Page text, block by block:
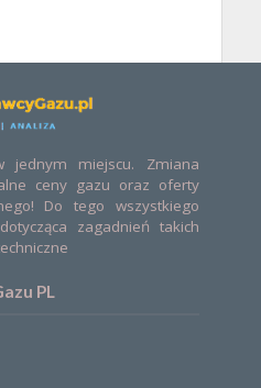
jednym miejscu. Zmiana
ceny gazu oraz oferty
Do tego wszystkiego
zagadnień takich
PL